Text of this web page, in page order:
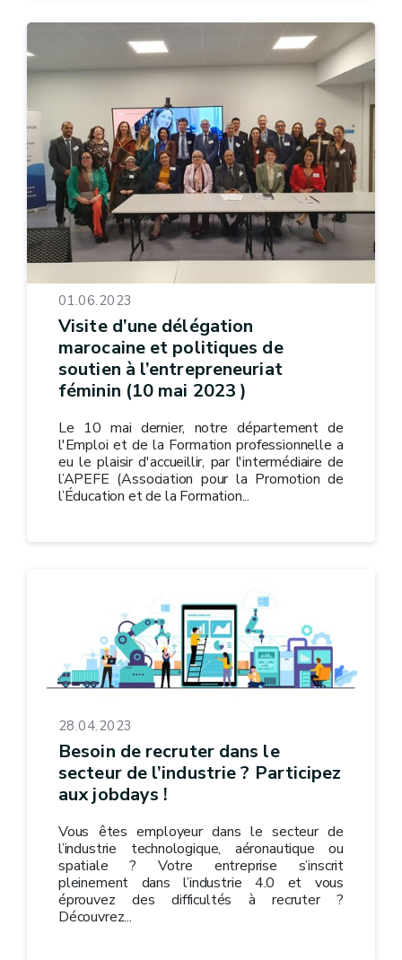
01.06.2023
Visite d’une délégation
marocaine et politiques de
soutien à l’entrepreneuriat
féminin (10 mai 2023 )
Le 10 mai dernier, notre département de
l'Emploi et de la Formation professionnelle a
eu le plaisir d'accueillir, par l'intermédiaire de
l’APEFE (Association pour la Promotion de
l’Éducation et de la Formation...
28.04.2023
Besoin de recruter dans le
secteur de l’industrie ? Participez
aux jobdays !
Vous êtes employeur dans le secteur de
l’industrie technologique, aéronautique ou
spatiale ? Votre entreprise s’inscrit
pleinement dans l’industrie 4.0 et vous
éprouvez des difficultés à recruter ?
Découvrez...